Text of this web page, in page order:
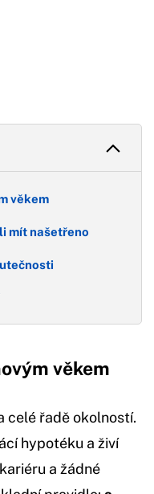
věkem
mít našetřeno
věkem
celé řadě okolností.
hypotéku a živí
a žádné